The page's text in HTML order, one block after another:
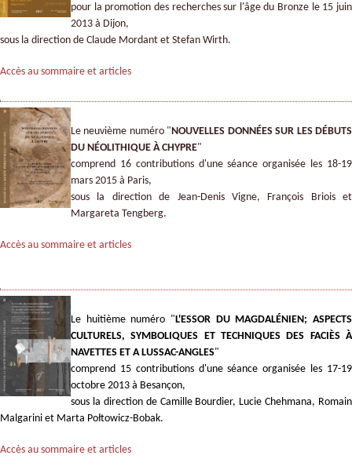
pour la promotion des recherches sur l'âge du Bronze le 15 juin
2013 à Dijon,
sous la direction de Claude Mordant et Stefan Wirth.
Accès au sommaire et articles
Le neuvième numéro " NOUVELLES DONNÉES SUR LES DÉBUTS
DU NÉOLITHIQUE À CHYPRE"
comprend 16 contributions d'une séance organisée les 18-19
mars 2015 à Paris,
sous la direction de Jean-Denis Vigne, François Briois et
Margareta Tengberg.
Accès au sommaire et articles
Le huitième numéro " L'ESSOR DU MAGDALÉNIEN; ASPECTS
CULTURELS, SYMBOLIQUES ET TECHNIQUES DES FACIÈS À
NAVETTES ET A LUSSAC-ANGLES"
comprend 15 contributions d'une séance organisée les 17-19
octobre 2013 à Besançon,
sous la direction de Camille Bourdier, Lucie Chehmana, Romain
Malgarini et Marta Połtowicz-Bobak.
Accès au sommaire et articles